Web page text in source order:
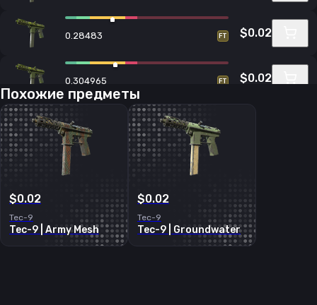
0.28483 FT $0.02
0.304965 FT $0.02
0.306098
0.232384
Похожие предметы
$0.02
Tec-9
Tec-9 | Army Mesh
$0.02
Tec-9
Tec-9 | Groundwater